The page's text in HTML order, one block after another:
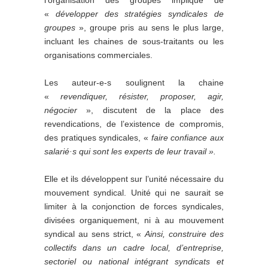
« développer des stratégies syndicales de
groupes », groupe pris au sens le plus large,
incluant les chaines de sous-traitants ou les
organisations commerciales.
Les auteur-e-s soulignent la chaine
« revendiquer, résister, proposer, agir,
négocier», discutent de la place des
revendications, de l’existence de compromis,
des pratiques syndicales, « faire confiance aux
salarié·s qui sont les experts de leur travail ».
Elle et ils développent sur l’unité nécessaire du
mouvement syndical. Unité qui ne saurait se
limiter à la conjonction de forces syndicales,
divisées organiquement, ni à au mouvement
syndical au sens strict, «Ainsi, construire des
collectifs dans un cadre local, d’entreprise,
sectoriel ou national intégrant syndicats et